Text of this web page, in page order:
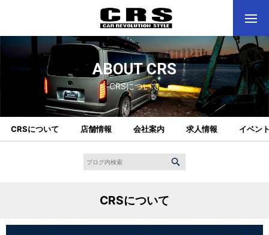
ABOUT CRS
CRSについて
CRSについて 店舗情報 会社案内 求人情報 イベン
CRSについて